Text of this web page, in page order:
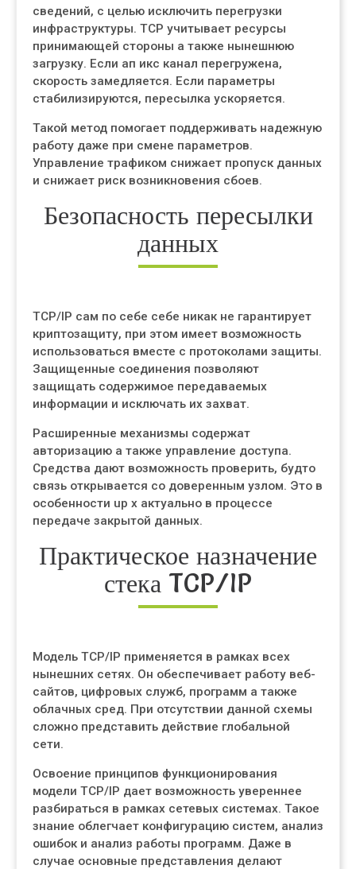
сведений, с целью исключить перегрузки
инфраструктуры. TCP учитывает ресурсы
принимающей стороны а также нынешнюю
загрузку. Если ап икс канал перегружена,
скорость замедляется. Если параметры
стабилизируются, пересылка ускоряется.
Такой метод помогает поддерживать надежную
работу даже при смене параметров.
Управление трафиком снижает пропуск данных
и снижает риск возникновения сбоев.
Безопасность пересылки
данных
TCP/IP сам по себе себе никак не гарантирует
криптозащиту, при этом имеет возможность
использоваться вместе с протоколами защиты.
Защищенные соединения позволяют
защищать содержимое передаваемых
информации и исключать их захват.
Расширенные механизмы содержат
авторизацию а также управление доступа.
Средства дают возможность проверить, будто
связь открывается со доверенным узлом. Это в
особенности up x актуально в процессе
передаче закрытой данных.
Практическое назначение
стека TCP/IP
Модель TCP/IP применяется в рамках всех
нынешних сетях. Он обеспечивает работу веб-
сайтов, цифровых служб, программ а также
облачных сред. При отсутствии данной схемы
сложно представить действие глобальной
сети.
Освоение принципов функционирования
модели TCP/IP дает возможность увереннее
разбираться в рамках сетевых системах. Такое
знание облегчает конфигурацию систем, анализ
ошибок и анализ работы программ. Даже в
случае основные представления делают